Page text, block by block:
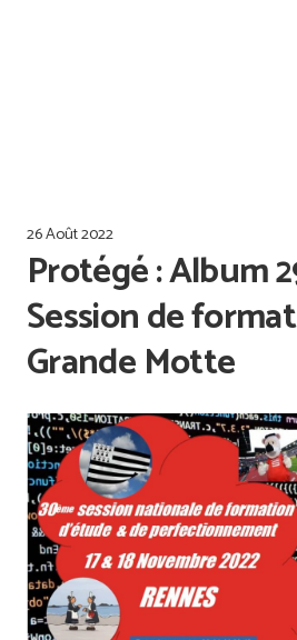
26 Août 2022
Protégé : Album
Session de
Grande Motte